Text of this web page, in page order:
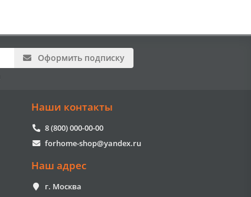
Оформить подписку
Наши контакты
8 (800) 000-00-00
forhome-shop@yandex.ru
Наш адрес
г. Москва